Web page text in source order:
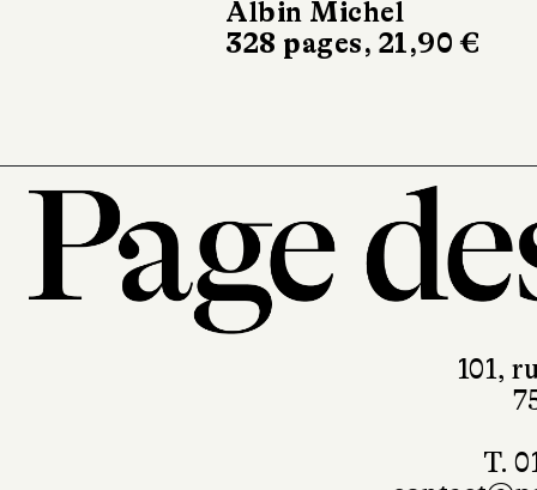
T.